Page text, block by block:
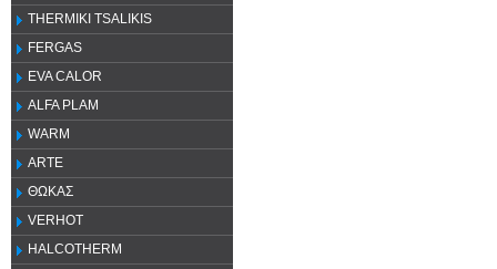
THERMIKI TSALIKIS
FERGAS
EVA CALOR
ALFA PLAM
WARM
ARTE
ΘΩΚΑΣ
VERHOT
HALCOTHERM